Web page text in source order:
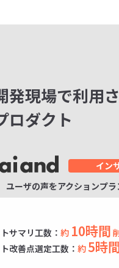
発現場で利用
ロダクト
ユーザの声をアクションプラ
サマリ工数：約 10時間
改善点選定工数：約5時